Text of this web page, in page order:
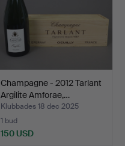
Champagne - 2012 Tarlant
Argilite Amforae,…
Klubbades 18 dec 2025
1 bud
150 USD